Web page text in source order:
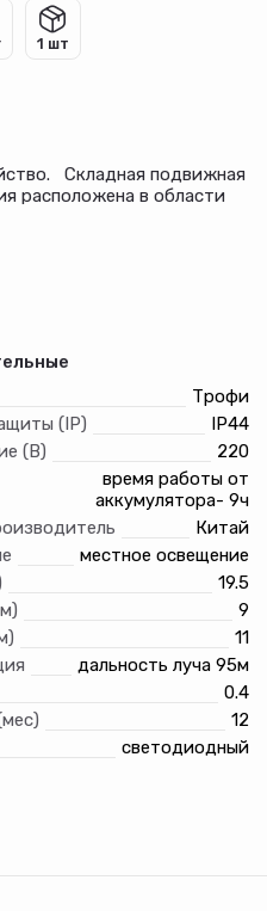
1 шт
Складная подвижная
расположена в области
условиях.
Трофи
(IP)
IP44
(В)
220
время работы от
аккумулятора- 9ч
Китай
местное освещение
19.5
9
11
дальность луча 95м
0.4
12
светодиодный